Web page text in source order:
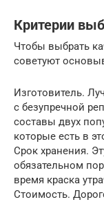
Критерии
Чтобы выбрать
советуют
Изготовитель.
с безупречной
составы двух
которые есть в
Срок хранения.
обязательном
время краска
Стоимость.